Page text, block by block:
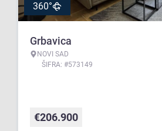
360°
Grbavica
NOVI SAD
ŠIFRA: #573149
€206.900